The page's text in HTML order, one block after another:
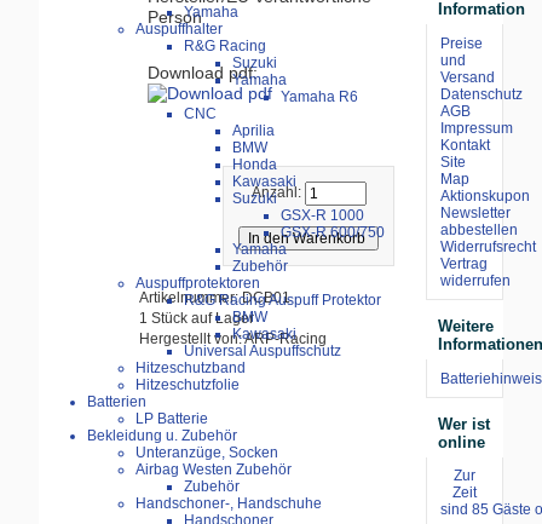
Yamaha
Auspuffhalter
R&G Racing
Suzuki
Yamaha
Yamaha R6
CNC
Aprilia
BMW
Honda
Kawasaki
Suzuki
GSX-R 1000
GSX-R 600/750
Yamaha
Zubehör
Auspuffprotektoren
R&G Racing Auspuff Protektor
BMW
Kawasaki
Universal Auspuffschutz
Hitzeschutzband
Hitzeschutzfolie
Batterien
LP Batterie
Bekleidung u. Zubehör
Unteranzüge, Socken
Airbag Westen Zubehör
Zubehör
Handschoner-, Handschuhe
Handschoner
Person
Download pdf:
Anzahl:
Artikelnummer: DCB01
1 Stück auf Lager
Hergestellt von: ARP-Racing
Information
Preise
und
Versand
Datenschutz
AGB
Impressum
Kontakt
Site
Map
Aktionskupon
Newsletter
abbestellen
Widerrufsrecht
Vertrag
widerrufen
Weitere
Batteriehinweis
Wer ist
online
Zur
Zeit
sind 85 Gäste